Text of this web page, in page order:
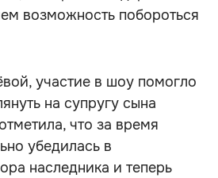
возможность побороться
участие в шоу помогло
на супругу сына
что за время
убедилась в
наследника и теперь